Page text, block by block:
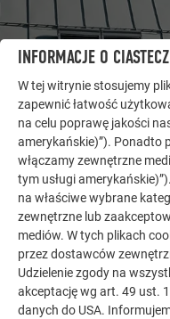
DAJ SIĘ
DALSZE OBIEKTY
Galeria referencyjna
wszechstronne może
Odkryj więcej
aluminiowymi
solarne i elewacje.
INFORMACJE O
W tej witrynie stosujemy
zapewnić łatwość
na celu poprawę jakości
amerykańskie)”). Ponadto
włączamy zewnętrzne
tym usługi
na właściwe wybrane
zewnętrzne lub
mediów. W tych plikach
przez dostawców
Udzielenie zgody na
akceptację wg art. 49 ust.
danych do USA.